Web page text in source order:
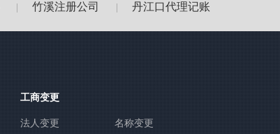
竹溪注册公司 丹江口代理记账
工商变更
法人变更 名称变更